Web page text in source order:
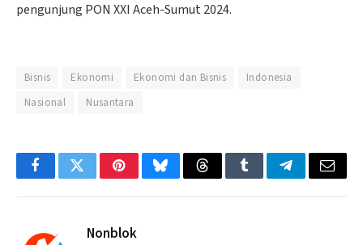
pengunjung PON XXI Aceh-Sumut 2024.
Bisnis Ekonomi Ekonomi dan Bisnis
Indonesia
Nasional
Nusantara
FacebookTwitterPinterestBlueskyThreadsTumblrTelegramEmail
Nonblok